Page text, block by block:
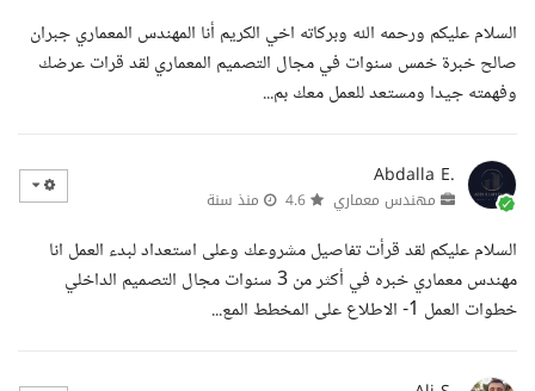
السلام عليكم ورحمه الله وبركاته اخي الكريم أنا المهندس المعماري جبران
صالح خبرة خمس سنوات في مجال التصميم المعماري لقد قرات عرضك
وفهمته جيدا ومستعد للعمل معك بم...
Abdalla E.
مهندس معماري منذ سنة
السلام عليكم لقد قرأت تفاصيل مشروعك وعلى استعداد لبدء العمل انا
مهندس معماري خبره في أكثر من 3 سنوات مجال التصميم الداخلي
خطوات العمل 1- الاطلاع على المخطط المع...